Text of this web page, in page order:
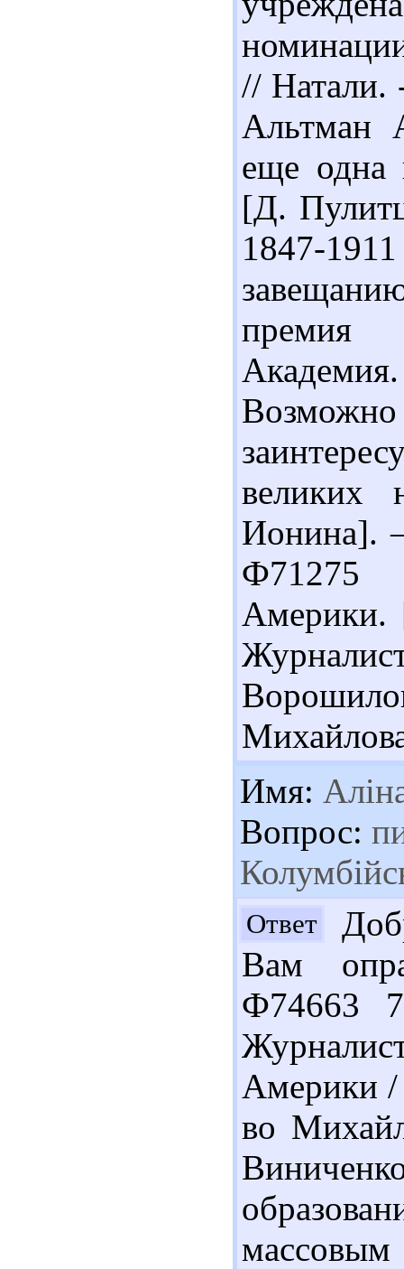
//
Альтман
еще одна
[Д.
1847-
премия
Ионина].
Ф71275
Имя:
Вопрос:
Ответ
Вам
Ф74663
Америки
во